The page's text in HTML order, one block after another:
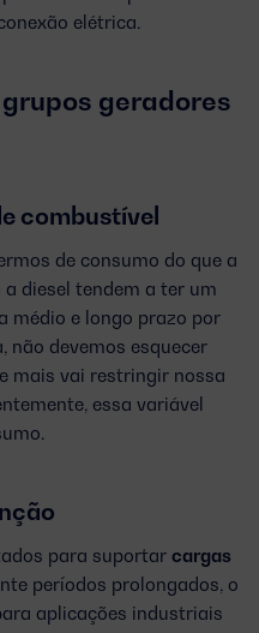
elétrica.
geradores
combustível
de consumo do que a
diesel tendem a ter um
médio e longo prazo por
não devemos esquecer
mais vai restringir nossa
essa variável
para suportar cargas
períodos prolongados, o
aplicações industriais